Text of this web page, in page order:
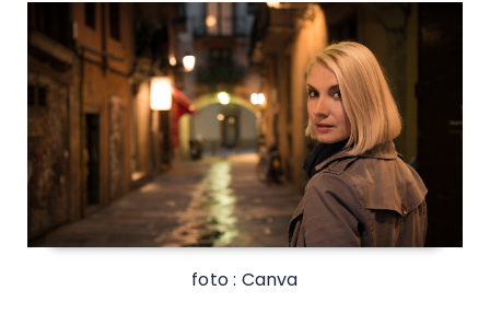
foto : Canva